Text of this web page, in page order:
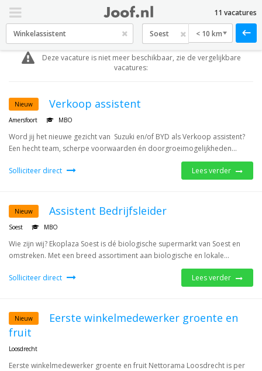
< 10 km
11 vacatures
Deze vacature is niet meer beschikbaar, zie de vergelijkbare
vacatures:
Nieuw Verkoop assistent
Amersfoort MBO
Word jij het nieuwe gezicht van Suzuki en/of BYD als Verkoop assistent?
Een hecht team, scherpe voorwaarden én doorgroeimogelijkheden...
Solliciteer direct Lees verder
Nieuw Assistent Bedrijfsleider
Soest MBO
Wie zijn wij? Ekoplaza Soest is dé biologische supermarkt van Soest en
omstreken. Met een breed assortiment aan biologische en lokale...
Solliciteer direct Lees verder
Nieuw
Eerste winkelmedewerker groente en
fruit
Loosdrecht
Eerste winkelmedewerker groente en fruit Nettorama Loosdrecht is per